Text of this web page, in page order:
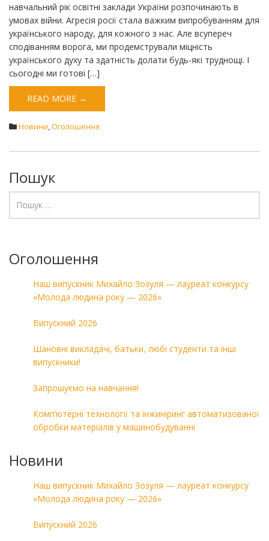
навчальний рік освітні заклади України розпочинають в
умовах війни. Агресія росії стала важким випробуванням для
українського народу, для кожного з нас. Але всупереч
сподіванням ворога, ми продемстрували міцність
українського духу та здатність долати будь-які труднощі. І
сьогодні ми готові […]
READ MORE →
Новини,Оголошення
Пошук
Оголошення
Наш випускник Михайло Зозуля — лауреат конкурсу
«Молода людина року — 2026»
Випускний 2026
Шановні викладачі, батьки, любі студенти та інші
випускники!
Запрошуємо на навчання!
Комп’ютерні технології та інжиніринг автоматизованої
обробки матеріалів у машинобудуванні
Новини
Наш випускник Михайло Зозуля — лауреат конкурсу
«Молода людина року — 2026»
Випускний 2026